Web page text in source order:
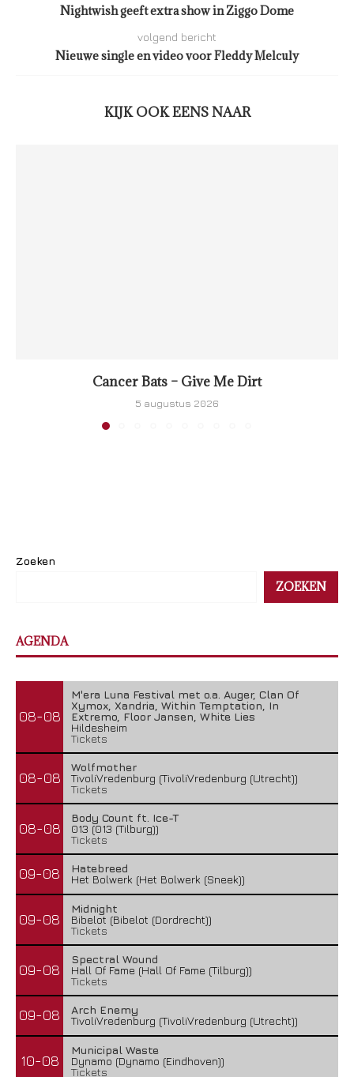
Nightwish geeft extra show in Ziggo Dome
volgend bericht
Nieuwe single en video voor Fleddy Melculy
KIJK OOK EENS NAAR
Cancer Bats – Give Me Dirt
5 augustus 2026
Zoeken
ZOEKEN
AGENDA
08-08
M'era Luna Festival met o.a. Auger, Clan Of
Xymox, Xandria, Within Temptation, In
Extremo, Floor Jansen, White Lies
Hildesheim
Tickets
08-08
Wolfmother
TivoliVredenburg (TivoliVredenburg (Utrecht))
Tickets
08-08
Body Count ft. Ice-T
013 (013 (Tilburg))
Tickets
09-08
Hatebreed
Het Bolwerk (Het Bolwerk (Sneek))
09-08
Midnight
Bibelot (Bibelot (Dordrecht))
Tickets
09-08
Spectral Wound
Hall Of Fame (Hall Of Fame (Tilburg))
Tickets
09-08
Arch Enemy
TivoliVredenburg (TivoliVredenburg (Utrecht))
10-08
Municipal Waste
Dynamo (Dynamo (Eindhoven))
Tickets